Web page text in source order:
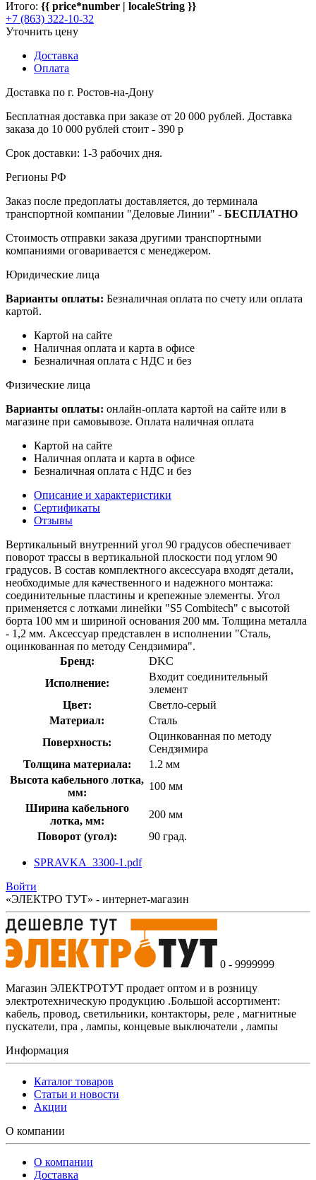
Итого: {{ price*number | localeString }}
+7 (863) 322-10-32
Уточнить цену
Доставка
Оплата
Доставка по г. Ростов-на-Дону
Бесплатная доставка при заказе от 20 000 рублей. Доставка
заказа до 10 000 рублей стоит - 390 р
Срок доставки: 1-3 рабочих дня.
Регионы РФ
Заказ после предоплаты доставляется, до терминала
транспортной компании "Деловые Линии" - БЕСПЛАТНО
Стоимость отправки заказа другими транспортными
компаниями оговаривается с менеджером.
Юридические лица
Варианты оплаты: Безналичная оплата по счету или оплата
картой.
Картой на сайте
Наличная оплата и карта в офисе
Безналичная оплата с НДС и без
Физические лица
Варианты оплаты: онлайн-оплата картой на сайте или в
магазине при самовывозе. Оплата наличная оплата
Картой на сайте
Наличная оплата и карта в офисе
Безналичная оплата с НДС и без
Описание и характеристики
Сертификаты
Отзывы
Вертикальный внутренний угол 90 градусов обеспечивает
поворот трассы в вертикальной плоскости под углом 90
градусов. В состав комплектного аксессуара входят детали,
необходимые для качественного и надежного монтажа:
соединительные пластины и крепежные элементы. Угол
применяется с лотками линейки "S5 Combitech" с высотой
борта 100 мм и шириной основания 200 мм. Толщина металла
- 1,2 мм. Аксессуар представлен в исполнении "Сталь,
оцинкованная по методу Сендзимира".
Бренд:
DKC
Исполнение:
Входит соединительный
элемент
Цвет:
Светло-серый
Материал:
Сталь
Поверхность:
Оцинкованная по методу
Сендзимира
Толщина материала:
1.2 мм
Высота кабельного лотка,
мм:
100 мм
Ширина кабельного
лотка, мм:
200 мм
Поворот (угол):
90 град.
SPRAVKA_3300-1.pdf
Войти
«ЭЛЕКТРО ТУТ» - интернет-магазин
0 - 9999999
Магазин ЭЛЕКТРОТУТ продает оптом и в розницу
электротехническую продукцию .Большой ассортимент:
кабель, провод, светильники, контакторы, реле , магнитные
пускатели, пра , лампы, концевые выключатели , лампы
Информация
Каталог товаров
Статьи и новости
Акции
О компании
О компании
Доставка